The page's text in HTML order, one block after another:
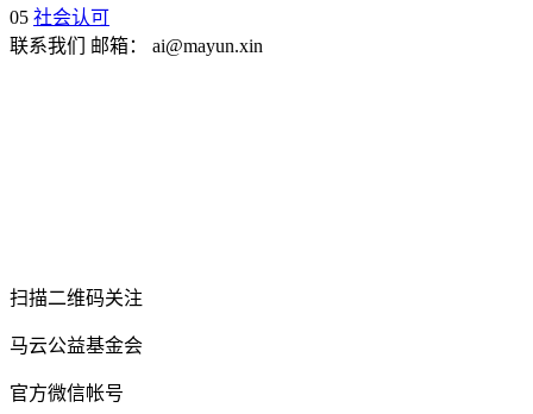
05 社会认可
联系我们
邮箱： ai@mayun.xin
扫描二维码关注
马云公益基金会
官方微信帐号